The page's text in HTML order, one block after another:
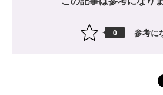
0 参考に